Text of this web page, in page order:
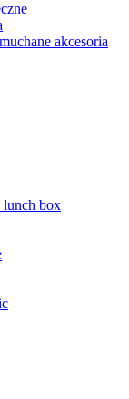
akcesoria
lunch box